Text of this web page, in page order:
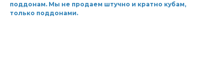
поддонам. Мы не продаем штучно и кратно кубам,
только поддонами.